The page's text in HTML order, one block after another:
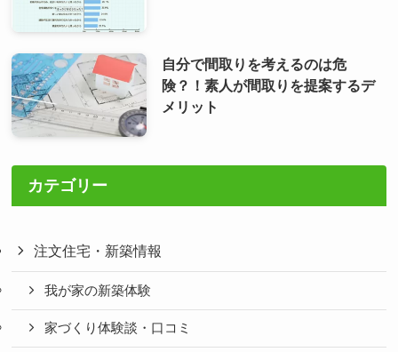
自分で間取りを考えるのは危
険？！素人が間取りを提案するデ
メリット
カテゴリー
注文住宅・新築情報
我が家の新築体験
家づくり体験談・口コミ